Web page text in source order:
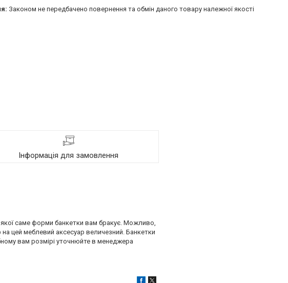
Законом не передбачено повернення та обмін даного товару належної якості
Інформація для замовлення
якої саме форми банкетки вам бракує. Можливо,
цей меблевий аксесуар величезний. Банкетки
вам розмірі уточнюйте в менеджера